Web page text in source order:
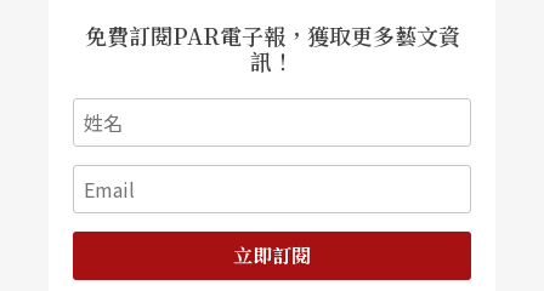
免費訂閱PAR電子報，獲取更多藝文資
訊！
立即訂閱